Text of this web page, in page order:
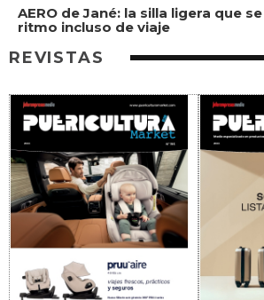
AERO de Jané: la silla ligera que
ritmo incluso de viaje
REVISTAS